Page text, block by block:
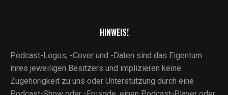
HINWEIS!
Podcast-Logos, -Cover und -Daten sind das Eigentum
ihres jeweiligen Besitzers und implizieren keine
Zugehörigkeit zu uns oder Unterstützung durch eine